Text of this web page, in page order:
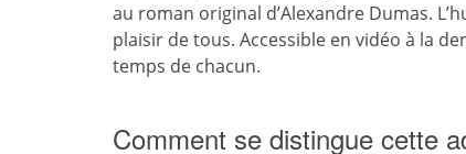
au roman original d’Alexandre Dumas.
plaisir de tous. Accessible en vidéo à la
temps de chacun.
Comment se distingue cette